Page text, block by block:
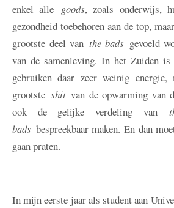
enkel alle goods, zoals onderwijs,
gezondheid toebehoren aan de top,
grootste deel van the bads gevoeld
van de samenleving. In het Zuiden
gebruiken daar zeer weinig
grootste shit van de opwarming van
ook de gelijke verdeling van
bads bespreekbaar maken. En dan
gaan praten.
In mijn eerste jaar als student aan